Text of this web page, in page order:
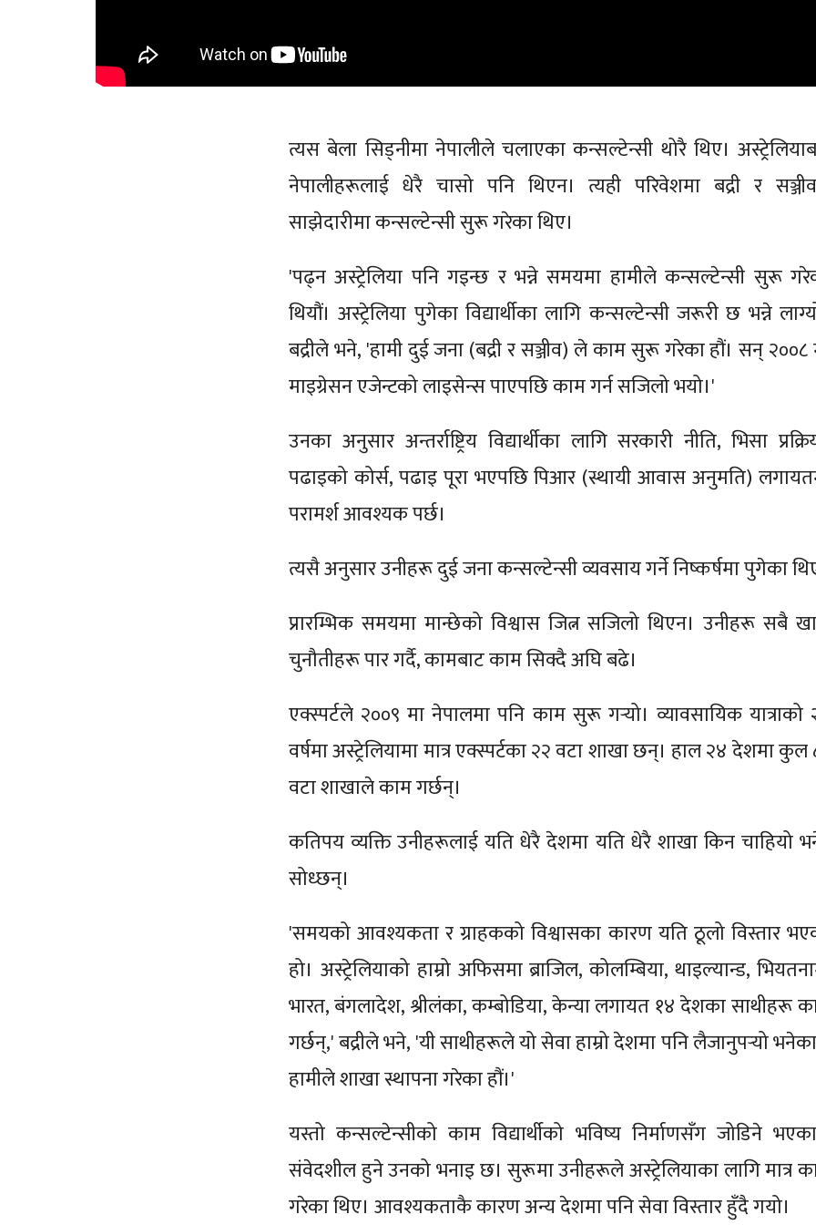
त्यस बेला सिड्नीमा नेपालीले चलाएका कन्सल्टेन्सी थोरै थिए।
नेपालीहरूलाई धेरै चासो पनि थिएन। त्यही परिवेशमा बद्री र
साझेदारीमा कन्सल्टेन्सी सुरू गरेका थिए।
'पढ्न अस्ट्रेलिया पनि गइन्छ र भन्ने समयमा हामीले कन्सल्टेन्सी सुरू
थियौं। अस्ट्रेलिया पुगेका विद्यार्थीका लागि कन्सल्टेन्सी जरूरी छ भन्ने
बद्रीले भने, 'हामी दुई जना (बद्री र सञ्जीव) ले काम सुरू गरेका हौं। सन् २००८
माइग्रेसन एजेन्टको लाइसेन्स पाएपछि काम गर्न सजिलो भयो।'
उनका अनुसार अन्तर्राष्ट्रिय विद्यार्थीका लागि सरकारी नीति, भिसा
पढाइको कोर्स, पढाइ पूरा भएपछि पिआर (स्थायी आवास अनुमति)
परामर्श आवश्यक पर्छ।
त्यसै अनुसार उनीहरू दुई जना कन्सल्टेन्सी व्यवसाय गर्ने निष्कर्षमा पुगेका
प्रारम्भिक समयमा मान्छेको विश्वास जित्न सजिलो थिएन। उनीहरू सबै
चुनौतीहरू पार गर्दै, कामबाट काम सिक्दै अघि बढे।
एक्स्पर्टले २००९ मा नेपालमा पनि काम सुरू गर्‍यो। व्यावसायिक यात्राको
वर्षमा अस्ट्रेलियामा मात्र एक्स्पर्टका २२ वटा शाखा छन्। हाल २४ देशमा कुल
वटा शाखाले काम गर्छन्।
कतिपय व्यक्ति उनीहरूलाई यति धेरै देशमा यति धेरै शाखा किन चाहियो
सोध्छन्।
'समयको आवश्यकता र ग्राहकको विश्वासका कारण यति ठूलो विस्तार
हो। अस्ट्रेलियाको हाम्रो अफिसमा ब्राजिल, कोलम्बिया, थाइल्यान्ड,
भारत, बंगलादेश, श्रीलंका, कम्बोडिया, केन्या लगायत १४ देशका साथीहरू
गर्छन्,' बद्रीले भने, 'यी साथीहरूले यो सेवा हाम्रो देशमा पनि लैजानुपर्‍यो
हामीले शाखा स्थापना गरेका हौं।'
यस्तो कन्सल्टेन्सीको काम विद्यार्थीको भविष्य निर्माणसँग जोडिने
संवेदशील हुने उनको भनाइ छ। सुरूमा उनीहरूले अस्ट्रेलियाका लागि मात्र
गरेका थिए। आवश्यकताकै कारण अन्य देशमा पनि सेवा विस्तार हुँदै गयो।